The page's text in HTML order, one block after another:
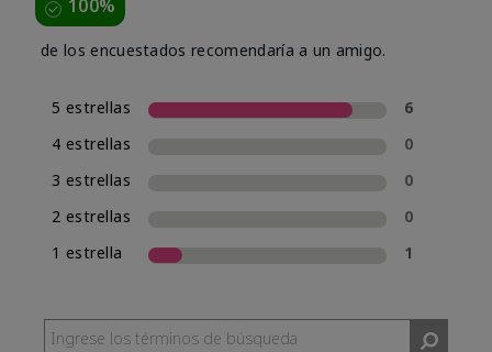
100%
de los encuestados recomendaría a un amigo.
5 estrellas
6
4 estrellas
0
3 estrellas
0
2 estrellas
0
1 estrella
1